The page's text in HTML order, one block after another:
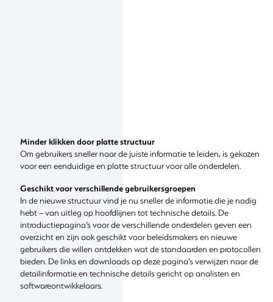
Minder klikken door platte structuur
Om gebruikers sneller naar de juiste informatie te leiden, is gekozen
voor een eenduidige en platte structuur voor alle onderdelen.
Geschikt voor verschillende gebruikersgroepen
In de nieuwe structuur vind je nu sneller de informatie die je nodig
hebt – van uitleg op hoofdlijnen tot technische details. De
introductiepagina’s voor de verschillende onderdelen geven een
overzicht en zijn ook geschikt voor beleidsmakers en nieuwe
gebruikers die willen ontdekken wat de standaarden en protocollen
bieden. De links en downloads op deze pagina’s verwijzen naar de
detailinformatie en technische details gericht op analisten en
softwareontwikkelaars.